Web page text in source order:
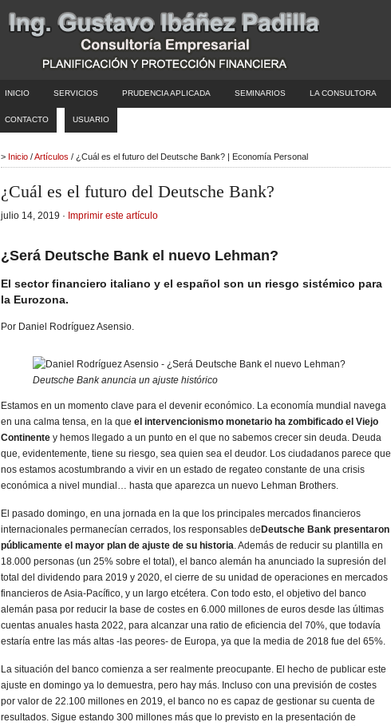
INICIO SERVICIOS PRUDENCIA APLICADA SEMINARIOS LA CONSULTORA
CONTACTO USUARIO
> Inicio /Artículos / ¿Cuál es el futuro del Deutsche Bank? | Economía Personal
¿Cuál es el futuro del Deutsche Bank?
julio 14, 2019 · Imprimir este artículo
¿Será Deutsche Bank el nuevo Lehman?
El sector financiero italiano y el español son un riesgo sistémico para
la Eurozona.
Por Daniel Rodríguez Asensio.
Deutsche Bank anuncia un ajuste histórico
Estamos en un momento clave para el devenir económico. La economía mundial navega
en una calma tensa, en la que el intervencionismo monetario ha zombificado el Viejo
Continente y hemos llegado a un punto en el que no sabemos crecer sin deuda. Deuda
que, evidentemente, tiene su riesgo, sea quien sea el deudor. Los ciudadanos parece que
nos estamos acostumbrando a vivir en un estado de regateo constante de una crisis
económica a nivel mundial… hasta que aparezca un nuevo Lehman Brothers.
El pasado domingo, en una jornada en la que los principales mercados financieros
internacionales permanecían cerrados, los responsables de Deutsche Bank presentaron
públicamente el mayor plan de ajuste de su historia. Además de reducir su plantilla en
18.000 personas (un 25% sobre el total), el banco alemán ha anunciado la supresión del
total del dividendo para 2019 y 2020, el cierre de su unidad de operaciones en mercados
financieros de Asia-Pacífico, y un largo etcétera. Con todo esto, el objetivo del banco
alemán pasa por reducir la base de costes en 6.000 millones de euros desde las últimas
cuentas anuales hasta 2022, para alcanzar una ratio de eficiencia del 70%, que todavía
estaría entre las más altas -las peores- de Europa, ya que la media de 2018 fue del 65%.
La situación del banco comienza a ser realmente preocupante. El hecho de publicar este
ajuste en domingo ya lo demuestra, pero hay más. Incluso con una previsión de costes
por valor de 22.100 millones en 2019, el banco no es capaz de gestionar su cuenta de
resultados. Sigue estando 300 millones más que lo previsto en la presentación de